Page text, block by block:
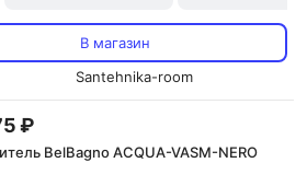
В магазин
Santehnika-room
₽
BelBagno ACQUA-VASM-NERO